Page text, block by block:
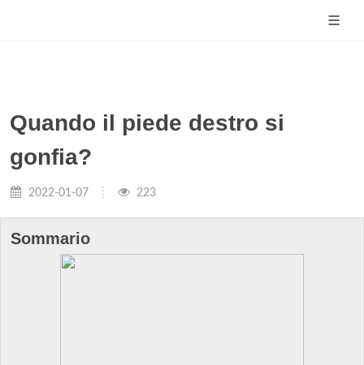
Quando il piede destro si
gonfia?
2022-01-07 223
Sommario